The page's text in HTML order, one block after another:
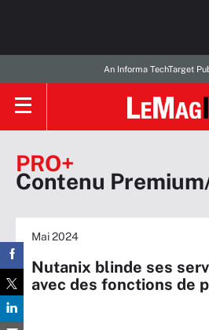
An Informa TechTarget
PRO+
Contenu
Mai 2024
Nutanix blinde ses
avec des fonctions de